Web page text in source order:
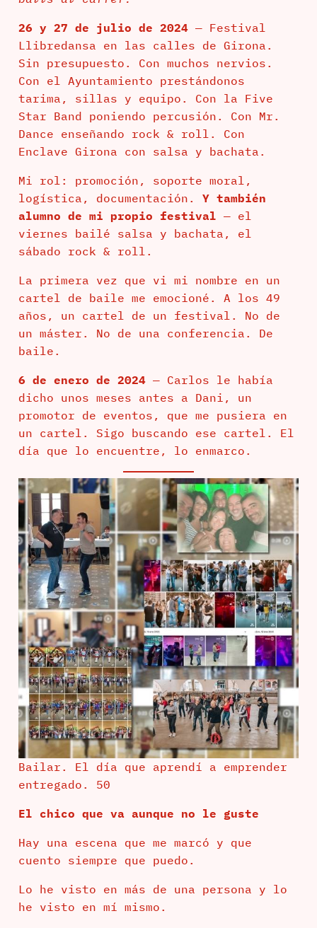
26 y 27 de julio de 2024— Festival
Llibredansa en las calles de Girona.
Sin presupuesto. Con muchos nervios.
Con el Ayuntamiento prestándonos
tarima, sillas y equipo. Con la Five
Star Band poniendo percusión. Con Mr.
Dance enseñando rock & roll. Con
Enclave Girona con salsa y bachata.
Mi rol: promoción, soporte moral,
logística, documentación. Y también
alumno de mi propio festival — el
viernes bailé salsa y bachata, el
sábado rock & roll.
La primera vez que vi mi nombre en un
cartel de baile me emocioné. A los 49
años, un cartel de un festival. No de
un máster. No de una conferencia. De
baile.
6 de enero de 2024— Carlos le había
dicho unos meses antes a Dani, un
promotor de eventos, que me pusiera en
un cartel. Sigo buscando ese cartel. El
día que lo encuentre, lo enmarco.
Bailar. El día que aprendí a emprender
entregado. 50
El chico que va aunque no le guste
Hay una escena que me marcó y que
cuento siempre que puedo.
Lo he visto en más de una persona y lo
he visto en mí mismo.